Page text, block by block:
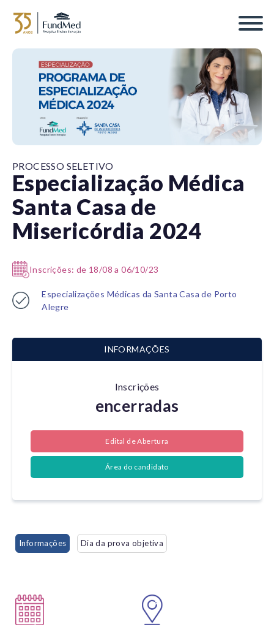
PROCESSO SELETIVO
Especialização Médica
Santa Casa de
Misericórdia 2024
Inscrições: de 18/08 a 06/10/23
Especializações Médicas da Santa Casa de Porto
Alegre
INFORMAÇÕES
Inscrições
encerradas
Edital de Abertura
Área do candidato
Informações Dia da prova objetiva